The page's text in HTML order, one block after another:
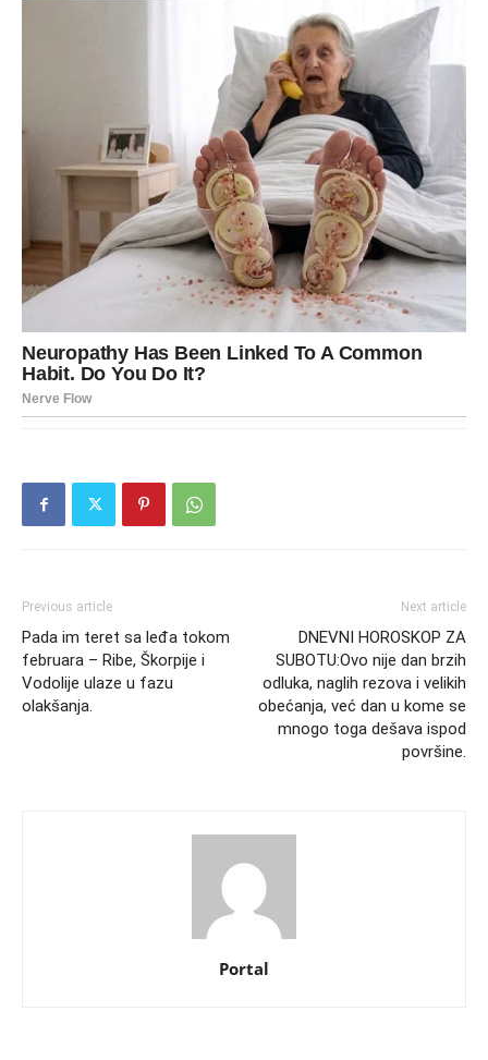
Previous article
Pada im teret sa leđa tokom
februara – Ribe, Škorpije i
Vodolije ulaze u fazu
olakšanja.
Next article
DNEVNI HOROSKOP ZA
SUBOTU:Ovo nije dan brzih
odluka, naglih rezova i velikih
obećanja, već dan u kome se
mnogo toga dešava ispod
površine.
Portal